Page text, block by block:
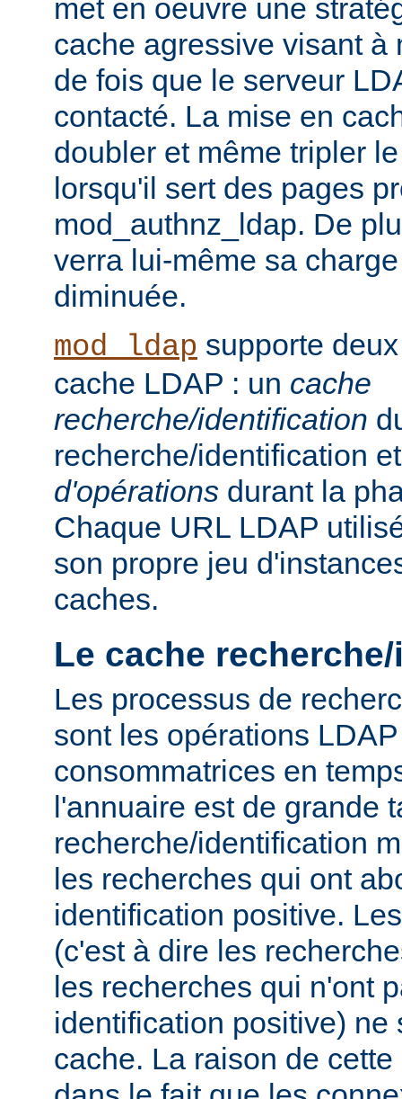
met en oeuvre une
cache agressive visant à
de fois que le serveur
contacté. La mise en
doubler et même tripler
lorsqu'il sert des pages
mod_authnz_ldap. De
verra lui-même sa
diminuée.
mod_ldap supporte
cache LDAP : un cache
recherche/identification
recherche/identification
d'opérations durant la
Chaque URL LDAP
son propre jeu
caches.
Le cache
Les processus de
sont les opérations
consommatrices en
l'annuaire est de grande
recherche/identification
les recherches qui ont
identification positive.
(c'est à dire les
les recherches qui n'ont
identification positive) ne
cache. La raison de